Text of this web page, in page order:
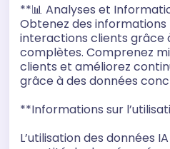
**📊 Analyses et
Obtenez des informations
interactions clients grâce
complètes. Comprenez
clients et améliorez
grâce à des données
**Informations sur
L’utilisation des données